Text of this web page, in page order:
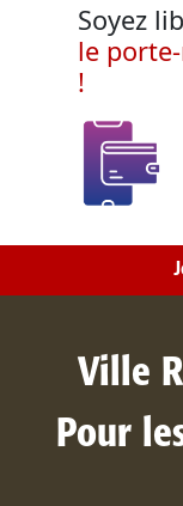
Soyez
le
!
Ville
Pour